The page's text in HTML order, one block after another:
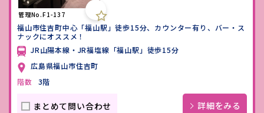
管理No.F1-137
福山市住吉町中心「福山駅」徒歩15分、カウンター有り、バー・ス
ナックにオススメ！
JR山陽本線・JR福塩線「福山駅」徒歩15分
広島県福山市住吉町
階数
3階
まとめて問い合わせ 詳細をみる